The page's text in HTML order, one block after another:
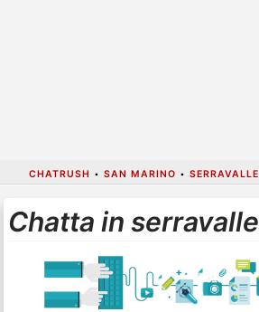
CHATRUSH • SAN MARINO • SERRAVALLE
Chatta in serravalle